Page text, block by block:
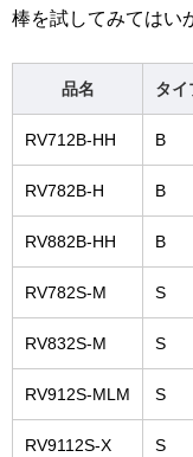
棒を試してみてはい
品名 タイ
RV712B-HH B
RV782B-H B
RV882B-HH B
RV782S-M S
RV832S-M S
RV912S-MLM S
RV9112S-X S